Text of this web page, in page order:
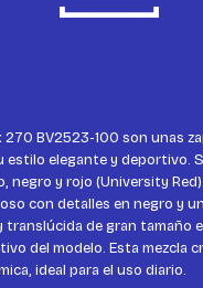
270 BV2523-100 son unas
estilo elegante y deportivo.
negro y rojo (University
con detalles en negro y
translúcida de gran tamaño
del modelo. Esta mezcla
ideal para el uso diario.